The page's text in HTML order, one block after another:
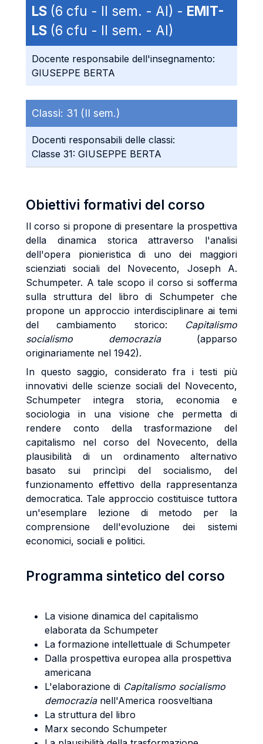
LS (6 cfu - II sem. - AI) - EMIT-
LS (6 cfu - II sem. - AI)
Docente responsabile dell'insegnamento:
GIUSEPPE BERTA
Classi: 31 (II sem.)
Docenti responsabili delle classi:
Classe 31: GIUSEPPE BERTA
Obiettivi formativi del corso
Il corso si propone di presentare la prospettiva
della dinamica storica attraverso l'analisi
dell'opera pionieristica di uno dei maggiori
scienziati sociali del Novecento, Joseph A.
Schumpeter. A tale scopo il corso si sofferma
sulla struttura del libro di Schumpeter che
propone un approccio interdisciplinare ai temi
del cambiamento storico: Capitalismo
socialismo democrazia(apparso
originariamente nel 1942).
In questo saggio, considerato fra i testi più
innovativi delle scienze sociali del Novecento,
Schumpeter integra storia, economia e
sociologia in una visione che permetta di
rendere conto della trasformazione del
capitalismo nel corso del Novecento, della
plausibilità di un ordinamento alternativo
basato sui princìpi del socialismo, del
funzionamento effettivo della rappresentanza
democratica. Tale approccio costituisce tuttora
un'esemplare lezione di metodo per la
comprensione dell'evoluzione dei sistemi
economici, sociali e politici.
Programma sintetico del corso
La visione dinamica del capitalismo
elaborata da Schumpeter
La formazione intellettuale di Schumpeter
Dalla prospettiva europea alla prospettiva
americana
L'elaborazione di Capitalismo socialismo
democrazianell'America roosveltiana
La struttura del libro
Marx secondo Schumpeter